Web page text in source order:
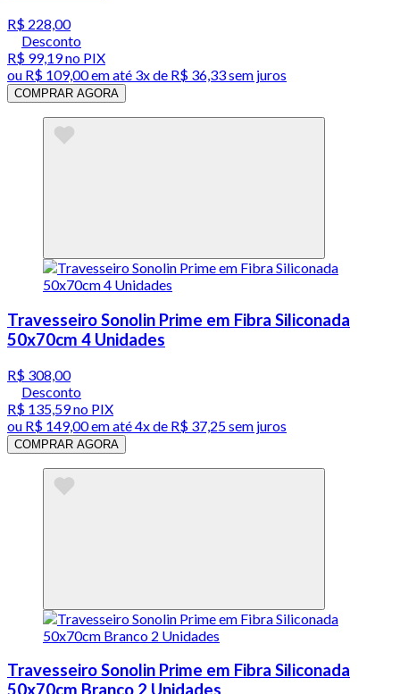
R$ 228,00
Desconto
R$ 99,19no PIX
ou R$ 109,00em até 3x de R$ 36,33 sem juros
COMPRAR AGORA
Travesseiro Sonolin Prime em Fibra Siliconada
50x70cm 4 Unidades
R$ 308,00
Desconto
R$ 135,59no PIX
ou R$ 149,00em até4x de R$ 37,25 sem juros
COMPRAR AGORA
Travesseiro Sonolin Prime em Fibra Siliconada
50x70cm Branco 2 Unidades